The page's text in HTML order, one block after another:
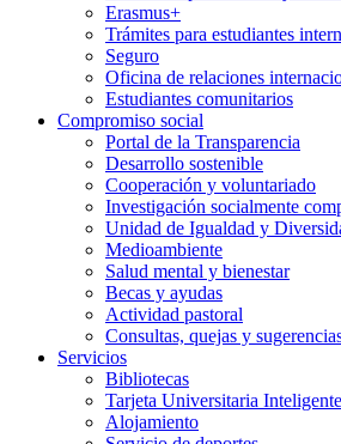
Erasmus+
Trámites para estudiantes
Seguro
Oficina de relaciones
Estudiantes comunitarios
Compromiso social
Portal de la Transparencia
Desarrollo sostenible
Cooperación y voluntariado
Investigación socialmente
Unidad de Igualdad y
Medioambiente
Salud mental y bienestar
Becas y ayudas
Actividad pastoral
Consultas, quejas y
Servicios
Bibliotecas
Tarjeta Universitaria
Alojamiento